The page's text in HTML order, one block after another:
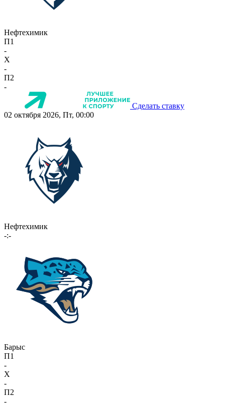
Нефтехимик
П1
-
X
-
П2
-
Сделать ставку
02 октября 2026, Пт, 00:00
Нефтехимик
-:-
Барыс
П1
-
X
-
П2
-